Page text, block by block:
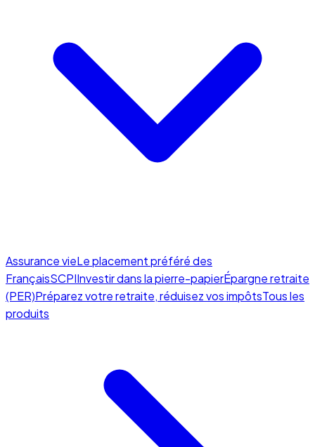
Assurance vieLe placement préféré des
FrançaisSCPIInvestir dans la pierre-papierÉpargne retraite
(PER)Préparez votre retraite, réduisez vos impôtsTous les
produits